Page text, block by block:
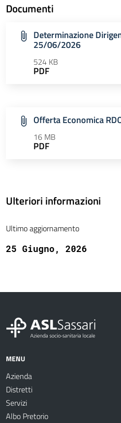
Documenti
Determinazione
25/06/2026
524 KB
PDF
Offerta Economica
16 MB
PDF
Ulteriori informazioni
Ultimo aggiornamento
25 Giugno, 2026
MENU
Azienda
Distretti
Servizi
Albo Pretorio